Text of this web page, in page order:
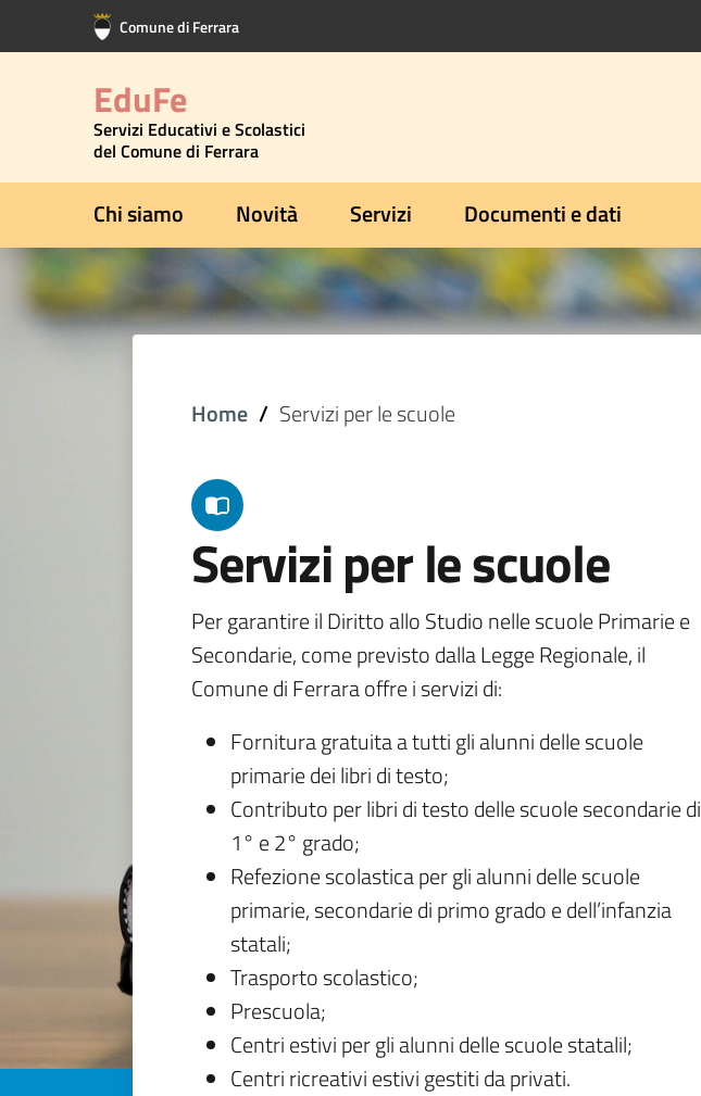
Vai al contenuto principale
Vai al footer Comune di Ferrara
EduFe
Servizi Educativi e Scolastici
del Comune di Ferrara
Chi siamo Novità Servizi Documenti e dati
Home Servizi per le scuole
Servizi per le scuole
Per garantire il Diritto allo Studio nelle scuole Primarie e
Secondarie, come previsto dalla Legge Regionale, il
Comune di Ferrara offre i servizi di:
Fornitura gratuita a tutti gli alunni delle scuole
primarie dei libri di testo;
Contributo per libri di testo delle scuole secondarie di
1° e 2° grado;
Refezione scolastica per gli alunni delle scuole
primarie, secondarie di primo grado e dell’infanzia
statali;
Trasporto scolastico;
Prescuola;
Centri estivi per gli alunni delle scuole statalil;
Centri ricreativi estivi gestiti da privati.